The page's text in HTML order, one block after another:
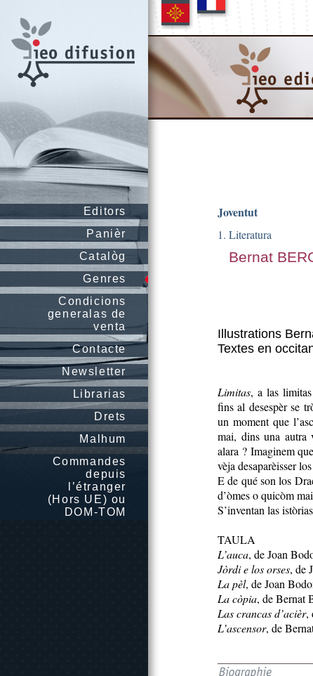
Editors
Panièr
Catalòg
Genres
Condicions
generalas de
venta
Contacte
Newsletter
Librarias
Drets
Malhum
Commandes
depuis
l’étranger
(Hors UE) ou
DOM-TOM
Joventut
1. Literatura
Bernat
Illustrations
Textes en
Limitas, a las
fins al desespèr se
un moment que
mai, dins una autra
alara ? Imaginem
vèja desaparèisser
E de qué son los
d’òmes o quicòm
S’inventan las
TAULA
L’auca, de Joan
Jòrdi e los orses, de
La pèl, de Joan
La còpia, de Bernat
Las crancas d’acièr,
L’ascensor, de